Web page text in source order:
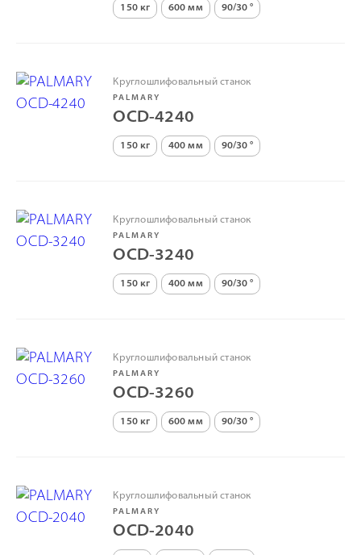
150 кг 600 мм 90/30 °
Круглошлифовальный станок
PALMARY
OCD-4240
150 кг 400 мм 90/30 °
Круглошлифовальный станок
PALMARY
OCD-3240
150 кг 400 мм 90/30 °
Круглошлифовальный станок
PALMARY
OCD-3260
150 кг 600 мм 90/30 °
Круглошлифовальный станок
PALMARY
OCD-2040